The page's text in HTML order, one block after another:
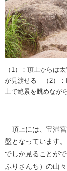
（1）：頂上からは
が見渡せる （2）：
上で絶景を眺めなが
頂上には、宝満宮
盤となっています
でしか見ることが
ふりさんち）の山